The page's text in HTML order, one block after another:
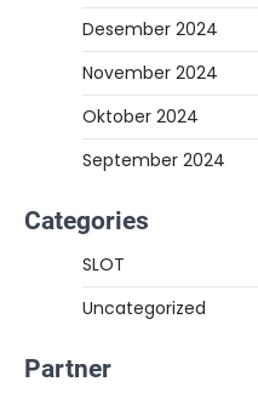
Desember 2024
November 2024
Oktober 2024
September 2024
Categories
SLOT
Uncategorized
Partner